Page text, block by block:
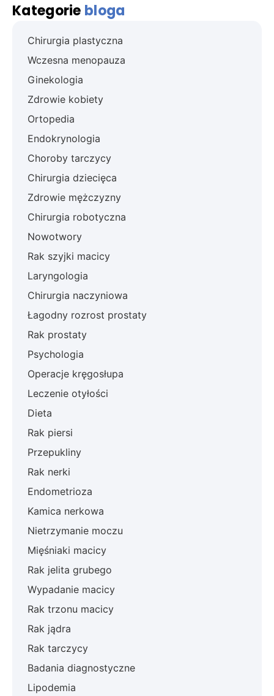
Kategorie bloga
Chirurgia plastyczna
Wczesna menopauza
Ginekologia
Zdrowie kobiety
Ortopedia
Endokrynologia
Choroby tarczycy
Chirurgia dziecięca
Zdrowie mężczyzny
Chirurgia robotyczna
Nowotwory
Rak szyjki macicy
Laryngologia
Chirurgia naczyniowa
Łagodny rozrost prostaty
Rak prostaty
Psychologia
Operacje kręgosłupa
Leczenie otyłości
Dieta
Rak piersi
Przepukliny
Rak nerki
Endometrioza
Kamica nerkowa
Nietrzymanie moczu
Mięśniaki macicy
Rak jelita grubego
Wypadanie macicy
Rak trzonu macicy
Rak jądra
Rak tarczycy
Badania diagnostyczne
Lipodemia